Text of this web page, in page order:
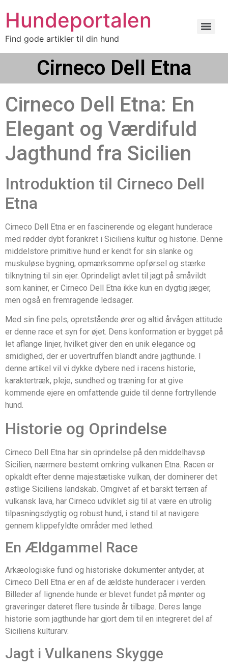
Hundeportalen
Find gode artikler til din hund
Cirneco Dell Etna
Cirneco Dell Etna: En
Elegant og Værdifuld
Jagthund fra Sicilien
Introduktion til Cirneco Dell
Etna
Cirneco Dell Etna er en fascinerende og elegant hunderace
med rødder dybt forankret i Siciliens kultur og historie. Denne
middelstore primitive hund er kendt for sin slanke og
muskuløse bygning, opmærksomme opførsel og stærke
tilknytning til sin ejer. Oprindeligt avlet til jagt på småvildt
som kaniner, er Cirneco Dell Etna ikke kun en dygtig jæger,
men også en fremragende ledsager.
Med sin fine pels, opretstående ører og altid årvågen attitude
er denne race et syn for øjet. Dens konformation er bygget på
let aflange linjer, hvilket giver den en unik elegance og
smidighed, der er uovertruffen blandt andre jagthunde. I
denne artikel vil vi dykke dybere ned i racens historie,
karaktertræk, pleje, sundhed og træning for at give
kommende ejere en omfattende guide til denne fortryllende
hund.
Historie og Oprindelse
Cirneco Dell Etna har sin oprindelse på den middelhavsø
Sicilien, nærmere bestemt omkring vulkanen Etna. Racen er
opkaldt efter denne majestætiske vulkan, der dominerer det
østlige Siciliens landskab. Omgivet af et barskt terræn af
vulkansk lava, har Cirneco udviklet sig til at være en utrolig
tilpasningsdygtig og robust hund, i stand til at navigere
gennem klippefyldte områder med lethed.
En Ældgammel Race
Arkæologiske fund og historiske dokumenter antyder, at
Cirneco Dell Etna er en af de ældste hunderacer i verden.
Billeder af lignende hunde er blevet fundet på mønter og
graveringer dateret flere tusinde år tilbage. Deres lange
historie som jagthunde har gjort dem til en integreret del af
Siciliens kulturarv.
Jagt i Vulkanens Skygge